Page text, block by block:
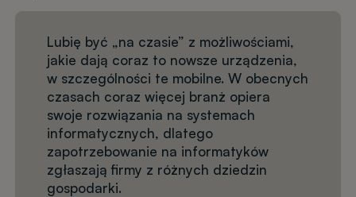
Lubię być „na czasie” z możliwościami,
jakie dają coraz to nowsze urządzenia,
w szczególności te mobilne. W obecnych
czasach coraz więcej branż opiera
swoje rozwiązania na systemach
informatycznych, dlatego
zapotrzebowanie na informatyków
zgłaszają firmy z różnych dziedzin
gospodarki.